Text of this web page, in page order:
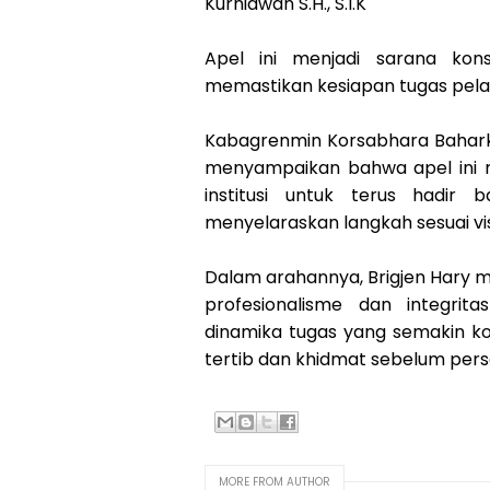
Apel ini menjadi sarana
memastikan kesiapan tugas
Kabagrenmin Korsabhara
menyampaikan bahwa apel
institusi untuk terus hadir
menyelaraskan langkah sesuai
Dalam arahannya, Brigjen Hary
profesionalisme dan
dinamika tugas yang semakin
tertib dan khidmat sebelum
MORE FROM AUTHOR